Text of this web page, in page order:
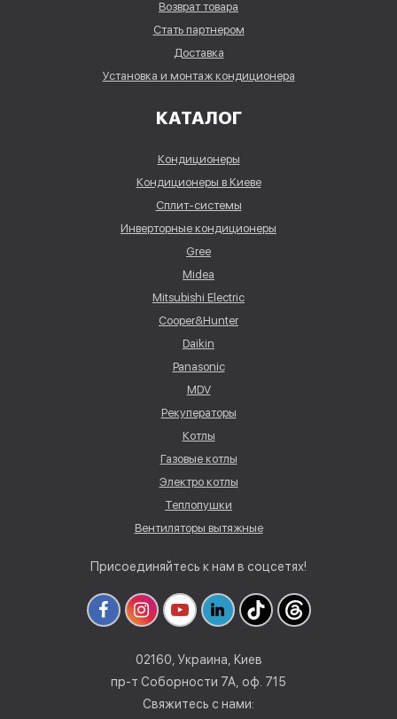
Возврат товара
Стать партнером
Доставка
Установка и монтаж кондиционера
КАТАЛОГ
Кондиционеры
Кондиционеры в Киеве
Сплит-системы
Инверторные кондиционеры
Gree
Midea
Mitsubishi Electric
Cooper&Hunter
Daikin
Panasonic
MDV
Рекуператоры
Котлы
Газовые котлы
Электро котлы
Теплопушки
Вентиляторы вытяжные
Присоединяйтесь к нам в соцсетях!
02160, Украина, Киев
пр-т Соборности 7А, оф. 715
Свяжитесь с нами: